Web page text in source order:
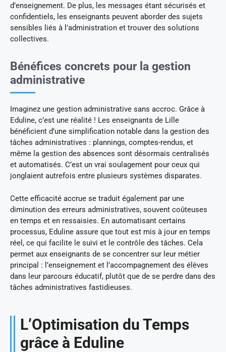
d’enseignement. De plus, les messages étant sécurisés et
confidentiels, les enseignants peuvent aborder des sujets
sensibles liés à l’administration et trouver des solutions
collectives.
Bénéfices concrets pour la gestion
administrative
Imaginez une gestion administrative sans accroc. Grâce à
Eduline, c’est une réalité ! Les enseignants de Lille
bénéficient d’une simplification notable dans la gestion des
tâches administratives : plannings, comptes-rendus, et
même la gestion des absences sont désormais centralisés
et automatisés. C’est un vrai soulagement pour ceux qui
jonglaient autrefois entre plusieurs systèmes disparates.
Cette efficacité accrue se traduit également par une
diminution des erreurs administratives, souvent coûteuses
en temps et en ressaisies. En automatisant certains
processus, Eduline assure que tout est mis à jour en temps
réel, ce qui facilite le suivi et le contrôle des tâches. Cela
permet aux enseignants de se concentrer sur leur métier
principal : l’enseignement et l’accompagnement des élèves
dans leur parcours éducatif, plutôt que de se perdre dans des
tâches administratives fastidieuses.
L’Optimisation du Temps
grâce à Eduline